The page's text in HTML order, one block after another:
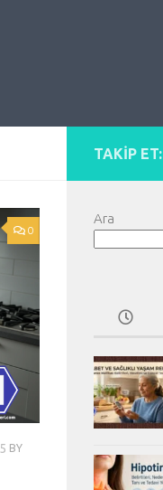
0
BY
TAKIP ET:
Ara